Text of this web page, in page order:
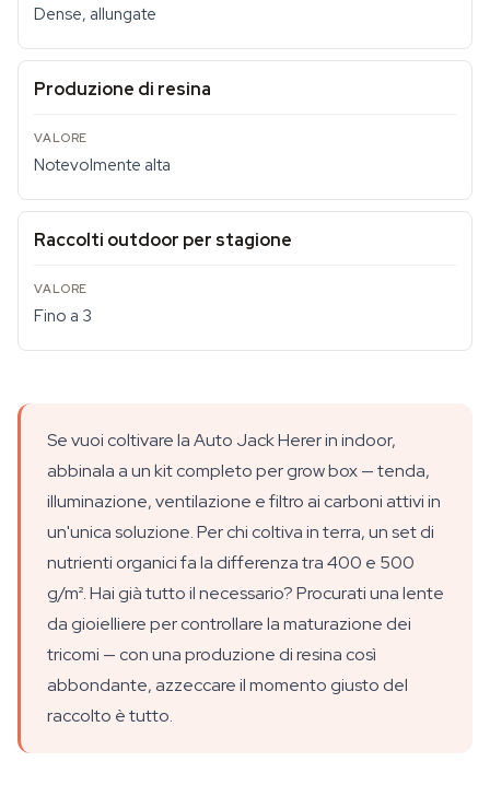
Dense, allungate
Produzione di resina
Notevolmente alta
Raccolti outdoor per stagione
Fino a 3
Se vuoi coltivare la Auto Jack Herer in indoor,
abbinala a un kit completo per grow box — tenda,
illuminazione, ventilazione e filtro ai carboni attivi in
un'unica soluzione. Per chi coltiva in terra, un set di
nutrienti organici fa la differenza tra 400 e 500
g/m². Hai già tutto il necessario? Procurati una lente
da gioielliere per controllare la maturazione dei
tricomi — con una produzione di resina così
abbondante, azzeccare il momento giusto del
raccolto è tutto.